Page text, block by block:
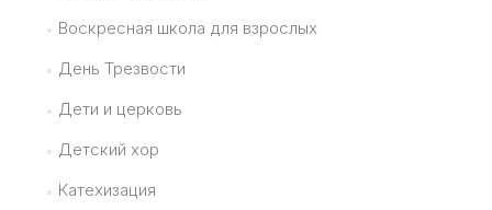
Воскресная школа для взрослых
День Трезвости
Дети и церковь
Детский хор
Катехизация